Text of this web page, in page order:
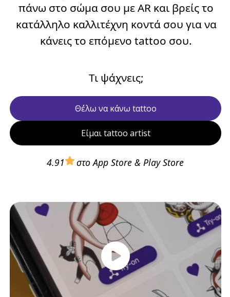
πάνω στο σώμα σου με AR και βρείς το
κατάλληλο καλλιτέχνη κοντά σου για να
κάνεις το επόμενο tattoo σου.
Τι ψάχνεις;
Θ΄έλω να κ΄άνω tαttoo
Είμαι tattoo artist
4.91 στο App Store & Play Store